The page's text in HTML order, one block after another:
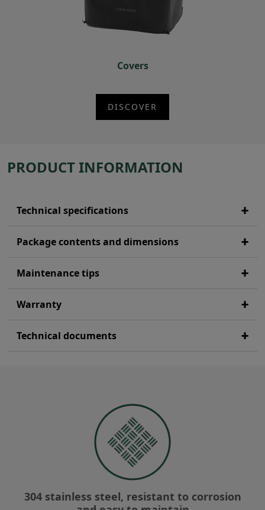
Covers
DISCOVER
PRODUCT INFORMATION
Technical specifications
Package contents and dimensions
Maintenance tips
Warranty
Technical documents
304 stainless steel, resistant to corrosion